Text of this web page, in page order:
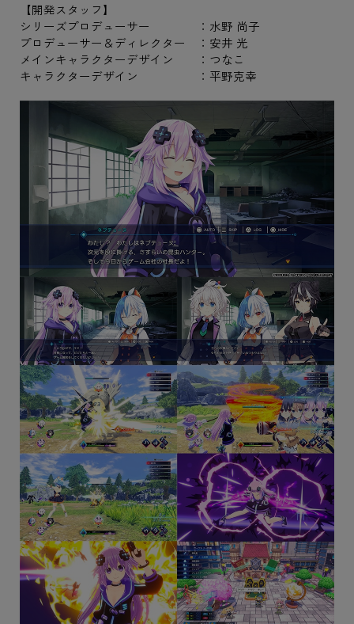
【開発スタッフ】
シリーズプロデューサー ：水野 尚子
プロデューサー＆ディレクター ：安井 光
メインキャラクターデザイン ：つなこ
キャラクターデザイン ：平野克幸